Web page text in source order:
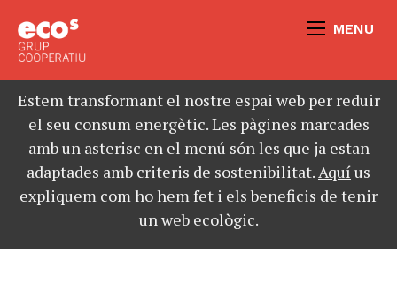
MENU
Estem transformant el nostre espai web per reduir
el seu consum energètic. Les pàgines marcades
amb un asterisc en el menú són les que ja estan
adaptades amb criteris de sostenibilitat.Aquíus
expliquem com ho hem fet i els beneficis de tenir
un web ecològic.